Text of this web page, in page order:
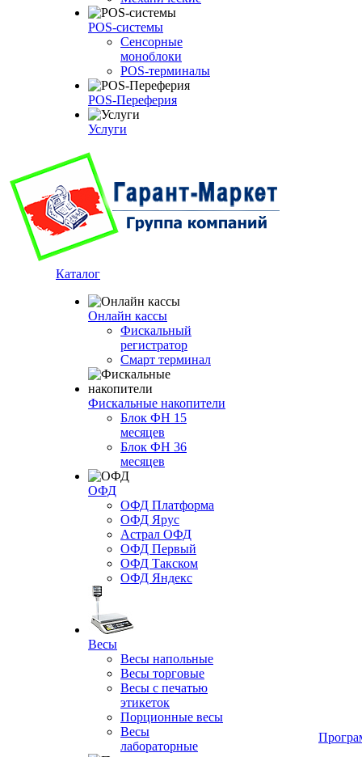
POS-системы
Сенсорные
моноблоки
POS-терминалы
POS-Переферия
Услуги
Каталог
Онлайн кассы
Фискальный
регистратор
Смарт терминал
Фискальные накопители
Блок ФН 15
месяцев
Блок ФН 36
месяцев
ОФД
ОФД Платформа
ОФД Ярус
Астрал ОФД
ОФД Первый
ОФД Такском
ОФД Яндекс
Весы
Весы напольные
Весы торговые
Весы с печатью
этикеток
Порционные весы
Весы
лабораторные